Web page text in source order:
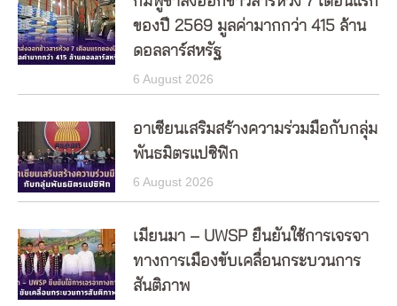
ของปี 2569 มูลค่ามากกว่า 415 ล้าน
ดอลลาร์สหรัฐ
6 August 2026
อาเซียนเสริมสร้างความร่วมมือกับกลุ่ม
พันธมิตรแปซิฟิก
6 August 2026
เมียนมา – UWSP ยืนยันใช้การเจรจา
ทางการเมืองขับเคลื่อนกระบวนการ
สันติภาพ